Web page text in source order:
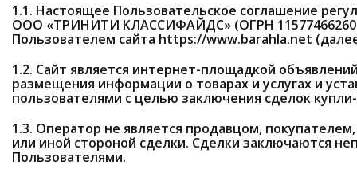
1.1. Настоящее Пользовательское соглашение
ООО «ТРИНИТИ КЛАССИФАЙДС» (ОГРН
Пользователем сайта https://www.barahla.net
1.2. Сайт является интернет-площадкой
размещения информации о товарах и услугах и
пользователями с целью заключения сделок
1.3. Оператор не является продавцом,
или иной стороной сделки. Сделки заключаются
Пользователями.